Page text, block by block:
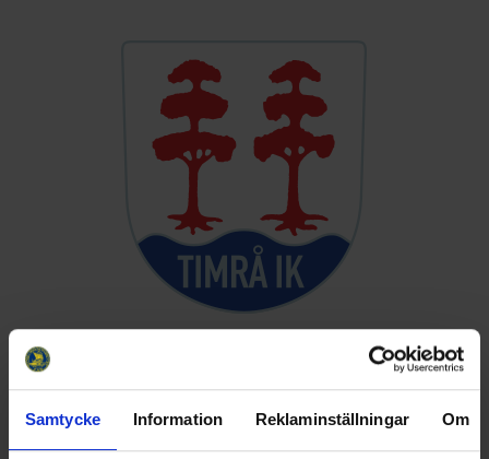
Samtycke Information Reklaminställningar Om